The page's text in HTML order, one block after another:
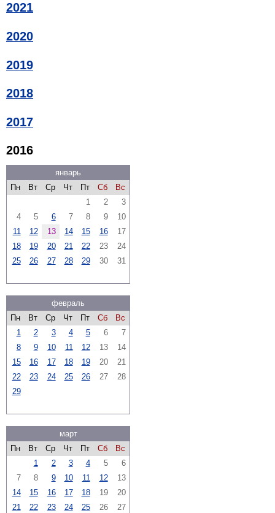
2021
2020
2019
2018
2017
2016
январь
Пн
Вт Ср Чт Пт Сб
Вс
1
2
3
4
5 6 7 8 9
10
11
12 13 14 15 16
17
18
19 20 21 22 23
24
25
26 27 28 29 30 31
февраль
Пн
Вт Ср Чт Пт Сб
Вс
1
2 3 4 5 6
7
8
9 10 11 12 13
14
15
16 17 18 19 20
21
22
23 24 25 26 27
28
29
март
Пн
Вт Ср Чт Пт Сб
Вс
1
2 3 4 5
6
7
8 9 10 11 12
13
14
15 16 17 18 19
20
21
22 23 24 25 26
27